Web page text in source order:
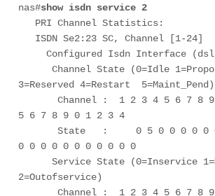
nas#show isdn service 2
3=Reserved 4=Restart  5=Maint_Pend)
5 6 7 8 9 0 1 2 3 4
0 0 0 0 0 0 0 0 0 0 0
2=Outofservice)